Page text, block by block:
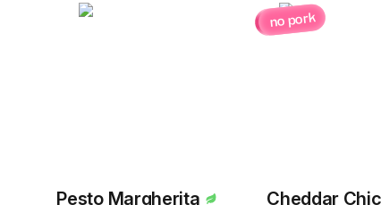
Pesto Margherita
no pork
Cheddar